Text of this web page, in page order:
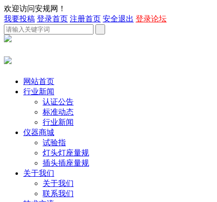
欢迎访问安规网！
我要投稿 登录首页 注册首页 安全退出 登录论坛
网站首页
行业新闻
认证公告
标准动态
行业新闻
仪器商城
试验指
灯头灯座量规
插头插座量规
关于我们
关于我们
联系我们